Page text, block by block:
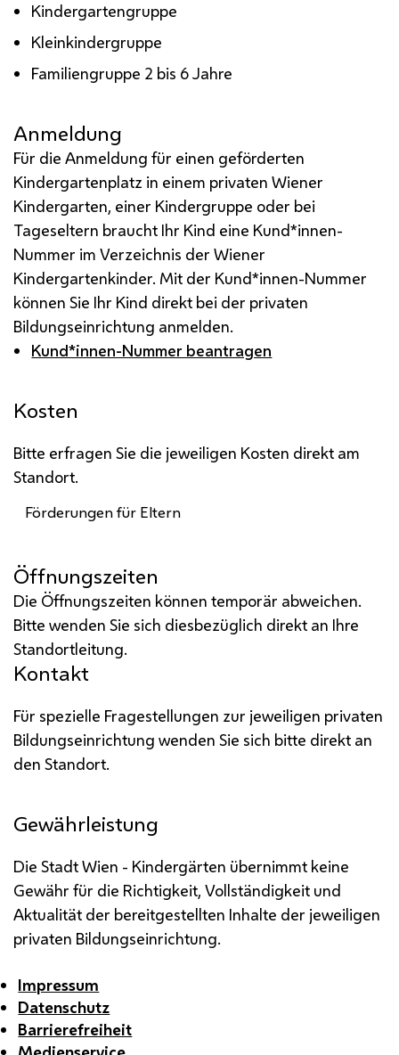
Kindergartengruppe
Kleinkindergruppe
Familiengruppe 2 bis 6 Jahre
Anmeldung
Für die Anmeldung für einen geförderten
Kindergartenplatz in einem privaten Wiener
Kindergarten, einer Kindergruppe oder bei
Tageseltern braucht Ihr Kind eine Kund*innen-
Nummer im Verzeichnis der Wiener
Kindergartenkinder. Mit der Kund*innen-Nummer
können Sie Ihr Kind direkt bei der privaten
Bildungseinrichtung anmelden.
Kund*innen-Nummer beantragen
Kosten
Bitte erfragen Sie die jeweiligen Kosten direkt am
Standort.
Förderungen für Eltern
Öffnungszeiten
Die Öffnungszeiten können temporär abweichen.
Bitte wenden Sie sich diesbezüglich direkt an Ihre
Standortleitung.
Kontakt
Für spezielle Fragestellungen zur jeweiligen privaten
Bildungseinrichtung wenden Sie sich bitte direkt an
den Standort.
Gewährleistung
Die Stadt Wien - Kindergärten übernimmt keine
Gewähr für die Richtigkeit, Vollständigkeit und
Aktualität der bereitgestellten Inhalte der jeweiligen
privaten Bildungseinrichtung.
Impressum
Datenschutz
Barrierefreiheit